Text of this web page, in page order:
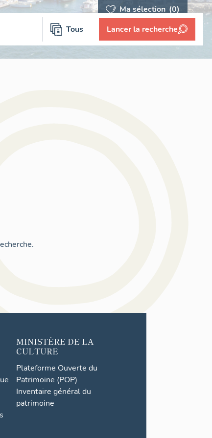
Ma sélection (0)
Tous Lancer la recherche
MINISTÈRE DE LA
CULTURE
Plateforme Ouverte du
Patrimoine (POP)
Inventaire général du
patrimoine